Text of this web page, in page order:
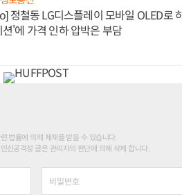
정철동 LG디스플레이 모바일 OLED로
'에 가격 인하 압박은 부담
법률에 의해 제재를 받을 수 있습니다.
신공격성 글은 관리자의 판단에 의해 삭제 합니다.